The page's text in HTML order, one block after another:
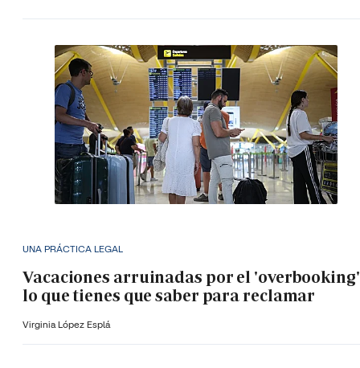
UNA PRÁCTICA LEGAL
Vacaciones arruinadas por el
lo que tienes que saber para reclamar
Virginia López Esplá